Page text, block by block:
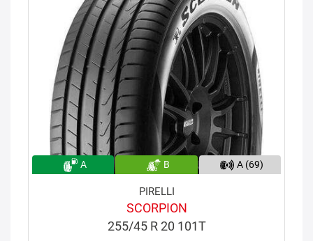
A B A (69)
PIRELLI
SCORPION
255/45 R 20 101T